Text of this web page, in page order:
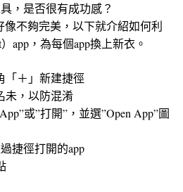
，是否很有成功感？
像不夠完美，以下就介紹如何利
app，為每個app換上新衣。
「＋」新建捷徑
未，以防混淆
或”打開”，並選”Open App”圖
捷徑打開的app